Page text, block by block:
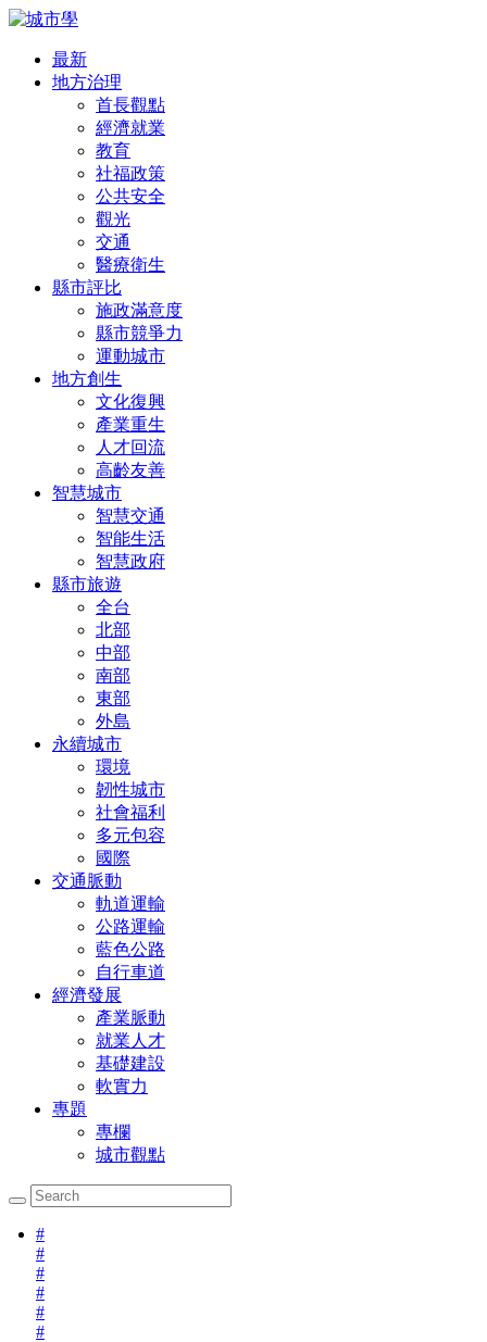
最新
地方治理
首長觀點
經濟就業
教育
社福政策
公共安全
觀光
交通
醫療衛生
縣市評比
施政滿意度
縣市競爭力
運動城市
地方創生
文化復興
產業重生
人才回流
高齡友善
智慧城市
智慧交通
智能生活
智慧政府
縣市旅遊
全台
北部
中部
南部
東部
外島
永續城市
環境
韌性城市
社會福利
多元包容
國際
交通脈動
軌道運輸
公路運輸
藍色公路
自行車道
經濟發展
產業脈動
就業人才
基礎建設
軟實力
專題
專欄
城市觀點
#
#
#
#
#
#